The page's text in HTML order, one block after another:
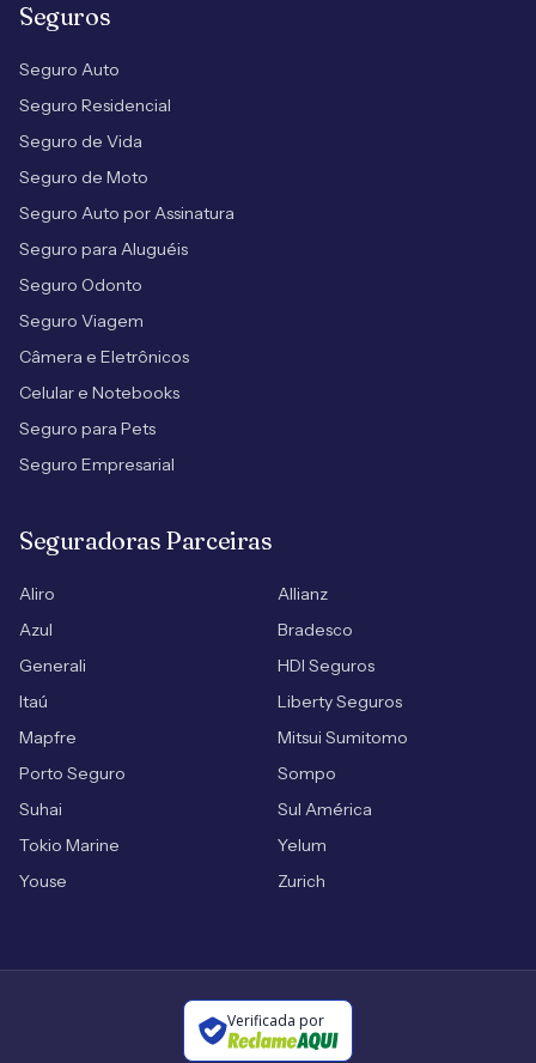
Seguros
Seguro Auto
Seguro Residencial
Seguro de Vida
Seguro de Moto
Seguro Auto por Assinatura
Seguro para Aluguéis
Seguro Odonto
Seguro Viagem
Câmera e Eletrônicos
Celular e Notebooks
Seguro para Pets
Seguro Empresarial
Seguradoras Parceiras
Aliro
Allianz
Azul
Bradesco
Generali
HDI Seguros
Itaú
Liberty Seguros
Mapfre
Mitsui Sumitomo
Porto Seguro
Sompo
Suhai
Sul América
Tokio Marine
Yelum
Youse
Zurich
Verificada por